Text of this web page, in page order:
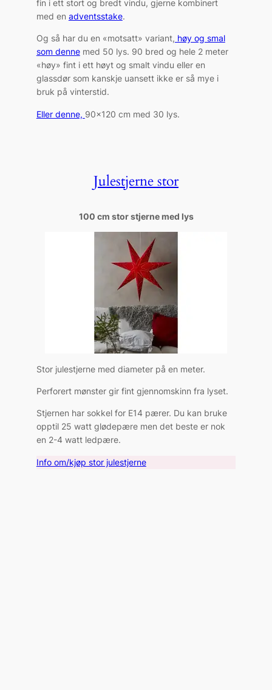
fin i ett stort og bredt vindu, gjerne kombinert
med en adventsstake.
Og så har du en «motsatt» variant, høy og smal
som dennemed 50 lys. 90 bred og hele 2 meter
«høy» fint i ett høyt og smalt vindu eller en
glassdør som kanskje uansett ikke er så mye i
bruk på vinterstid.
Eller denne, 90×120 cm med 30 lys.
Julestjerne stor
100 cm stor stjerne med lys
Stor julestjerne med diameter på en meter.
Perforert mønster gir fint gjennomskinn fra lyset.
Stjernen har sokkel for E14 pærer. Du kan bruke
opptil 25 watt glødepære men det beste er nok
en 2-4 watt ledpære.
Info om/kjøp stor julestjerne